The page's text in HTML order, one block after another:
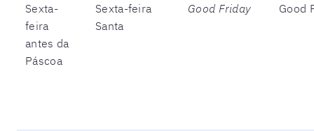
Sexta-
feira
antes da
Páscoa
Sexta-feira
Santa
Good Friday Good